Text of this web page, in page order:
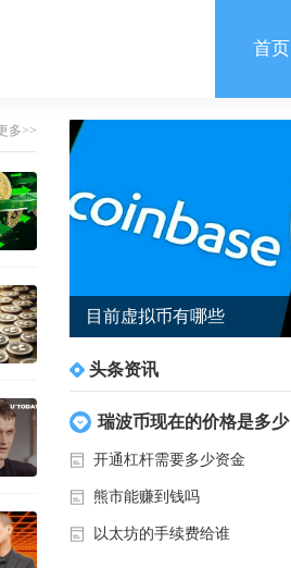
首页
多>>
目前虚拟币有哪些
头条资讯
瑞波币现在的价格是多少
开通杠杆需要多少资金
熊市能赚到钱吗
以太坊的手续费给谁